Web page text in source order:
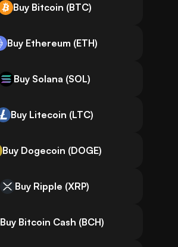
Buy Bitcoin (BTC)
Buy Ethereum (ETH)
Buy Solana (SOL)
Buy Litecoin (LTC)
Buy Dogecoin (DOGE)
Buy Ripple (XRP)
Buy Bitcoin Cash (BCH)